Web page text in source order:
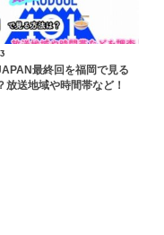
最終回を福岡で見る
放送地域や時間帯など！